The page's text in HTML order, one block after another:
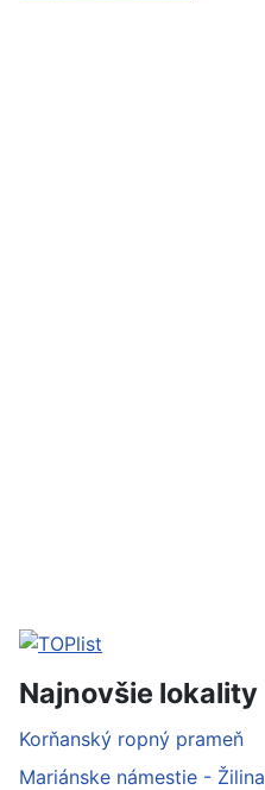
Najnovšie lokality
Korňanský ropný prameň
Mariánske námestie - Žilina